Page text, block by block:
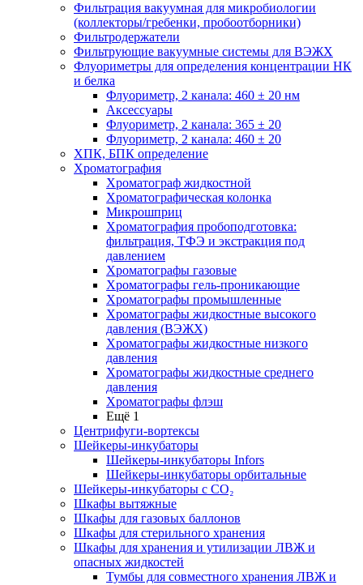
Фильтрация вакуумная для микробиологии
(коллекторы/гребенки, пробоотборники)
Фильтродержатели
Фильтрующие вакуумные системы для ВЭЖХ
Флуориметры для определения концентрации НК
и белка
Флуориметр, 2 канала: 460 ± 20 нм
Аксессуары
Флуориметр, 2 канала: 365 ± 20
Флуориметр, 2 канала: 460 ± 20
ХПК, БПК определение
Хроматография
Хроматограф жидкостной
Хроматографическая колонка
Микрошприц
Хроматография пробоподготовка:
фильтрация, ТФЭ и экстракция под
давлением
Хроматографы газовые
Хроматографы гель-проникающие
Хроматографы промышленные
Хроматографы жидкостные высокого
давления (ВЭЖХ)
Хроматографы жидкостные низкого
давления
Хроматографы жидкостные среднего
давления
Хроматографы флэш
Ещё 1
Центрифуги-вортексы
Шейкеры-инкубаторы
Шейкеры-инкубаторы Infors
Шейкеры-инкубаторы орбитальные
Шейкеры-инкубаторы с CО₂
Шкафы вытяжные
Шкафы для газовых баллонов
Шкафы для стерильного хранения
Шкафы для хранения и утилизации ЛВЖ и
опасных жидкостей
Тумбы для совместного хранения ЛВЖ и